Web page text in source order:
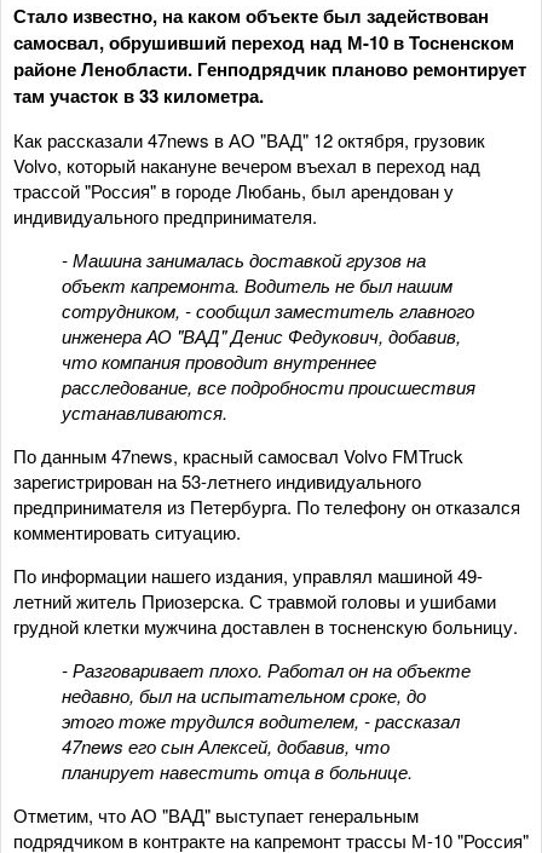
Стало известно, на каком объекте был задействован
самосвал, обрушивший переход над М-10 в Тосненском
районе Ленобласти. Генподрядчик планово ремонтирует
там участок в 33 километра.
Как рассказали 47news в АО "ВАД" 12 октября, грузовик
Volvo, который накануне вечером въехал в переход над
трассой "Россия" в городе Любань, был арендован у
индивидуального предпринимателя.
- Машина занималась доставкой грузов на
объект капремонта. Водитель не был нашим
сотрудником, - сообщил заместитель главного
инженера АО "ВАД" Денис Федукович, добавив,
что компания проводит внутреннее
расследование, все подробности происшествия
устанавливаются.
По данным 47news, красный самосвал Volvo FMTruck
зарегистрирован на 53-летнего индивидуального
предпринимателя из Петербурга. По телефону он отказался
комментировать ситуацию.
По информации нашего издания, управлял машиной 49-
летний житель Приозерска. С травмой головы и ушибами
грудной клетки мужчина доставлен в тосненскую больницу.
- Разговаривает плохо. Работал он на объекте
недавно, был на испытательном сроке, до
этого тоже трудился водителем, - рассказал
47news его сын Алексей, добавив, что
планирует навестить отца в больнице.
Отметим, что АО "ВАД" выступает генеральным
подрядчиком в контракте на капремонт трассы М-10 "Россия"